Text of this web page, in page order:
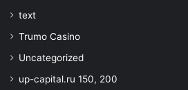
text
Trumo Casino
Uncategorized
up-capital.ru 150, 200